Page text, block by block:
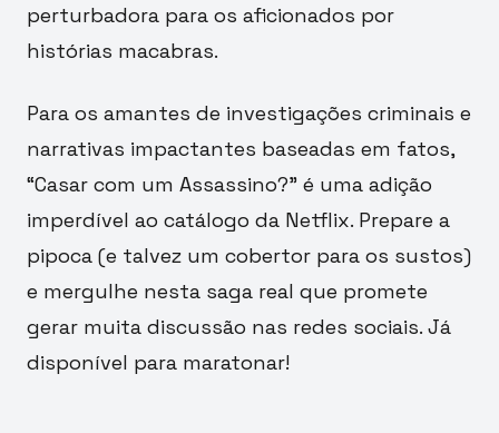
perturbadora para os aficionados por
histórias macabras.
Para os amantes de investigações criminais e
narrativas impactantes baseadas em fatos,
“Casar com um Assassino?” é uma adição
imperdível ao catálogo da Netflix. Prepare a
pipoca (e talvez um cobertor para os sustos)
e mergulhe nesta saga real que promete
gerar muita discussão nas redes sociais. Já
disponível para maratonar!